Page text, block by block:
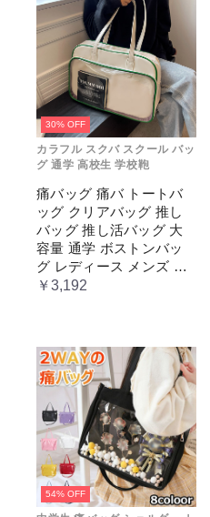
30% OFF
カラフル スクバ スクール バッ
グ 通学 高校生 学校鞄
痛バッグ 痛バ トートバ
ッグ クリアバッグ 推し
バッグ 推し活バッグ 大
容量 通学 ボストンバッ
グ レディース メンズ 男
女兼用 学生 スクール 透
￥3,192
54% OFF